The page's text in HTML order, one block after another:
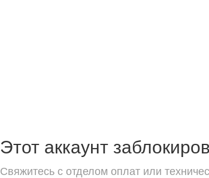
Этот аккаунт
Свяжитесь с отделом оплат или